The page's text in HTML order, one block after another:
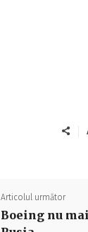
Articolul următor
Boeing nu